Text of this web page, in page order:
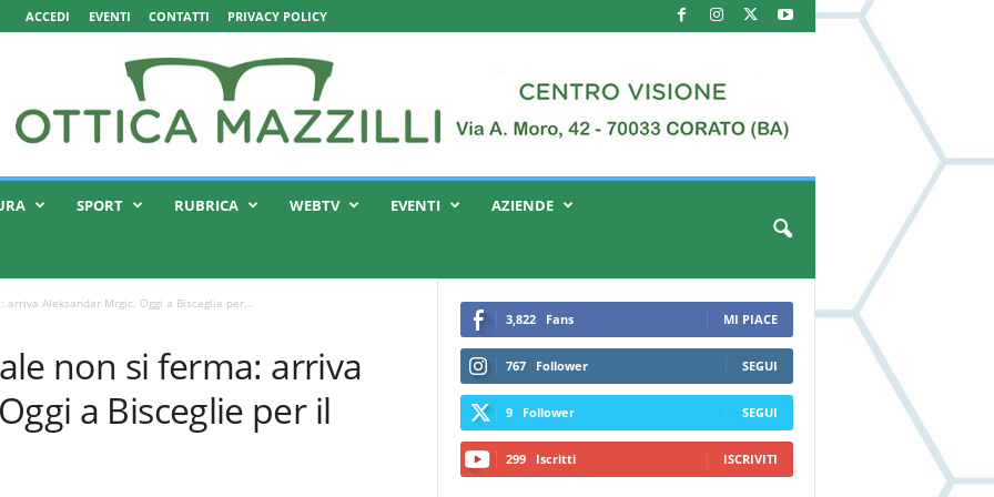
ACCEDI EVENTI CONTATTI PRIVACY POLICY
SPORT RUBRICA WEBTV EVENTI AZIENDE
arriva Aleksandar Mrgic. Oggi a Bisceglie per...
non si ferma: arriva
a Bisceglie per il
3,822 Fans MI PIACE
767 Follower SEGUI
9 Follower SEGUI
299 Iscritti ISCRIVITI